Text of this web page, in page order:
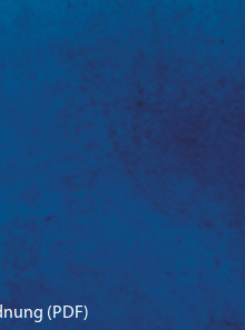
(PDF)